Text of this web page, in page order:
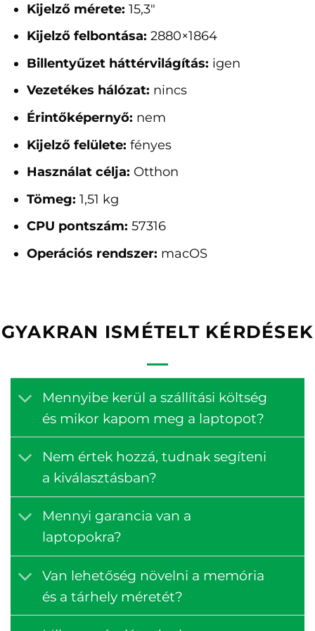
Kijelző mérete: 15,3"
Kijelző felbontása: 2880×1864
Billentyűzet háttérvilágítás: igen
Vezetékes hálózat: nincs
Érintőképernyő: nem
Kijelző felülete: fényes
Használat célja: Otthon
Tömeg: 1,51 kg
CPU pontszám: 57316
Operációs rendszer: macOS
GYAKRAN ISMÉTELT KÉRDÉSEK
Mennyibe kerül a szállítási költség
és mikor kapom meg a laptopot?
Nem értek hozzá, tudnak segíteni
a kiválasztásban?
Mennyi garancia van a
laptopokra?
Van lehetőség növelni a memória
és a tárhely méretét?